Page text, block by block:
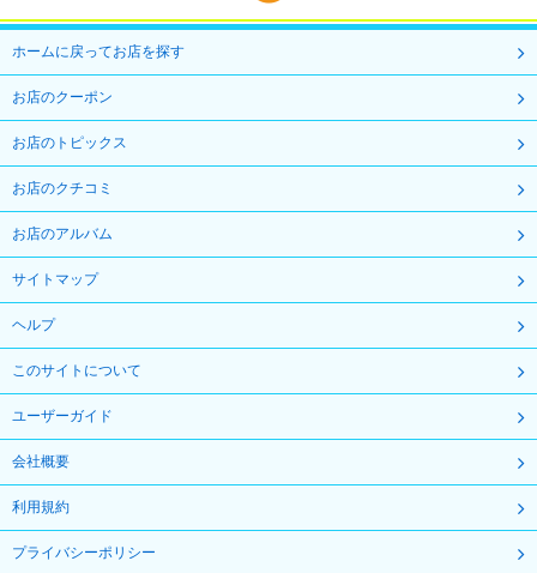
ホームに戻ってお店を探す
お店のクーポン
お店のトピックス
お店のクチコミ
お店のアルバム
サイトマップ
ヘルプ
このサイトについて
ユーザーガイド
会社概要
利用規約
プライバシーポリシー